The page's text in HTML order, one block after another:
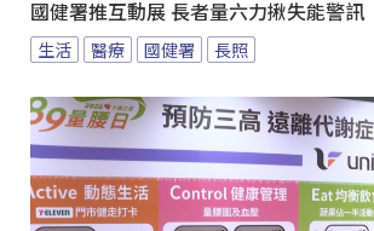
國健署推互動展 長者量六力揪失能警訊
生活 醫療 國健署 長照